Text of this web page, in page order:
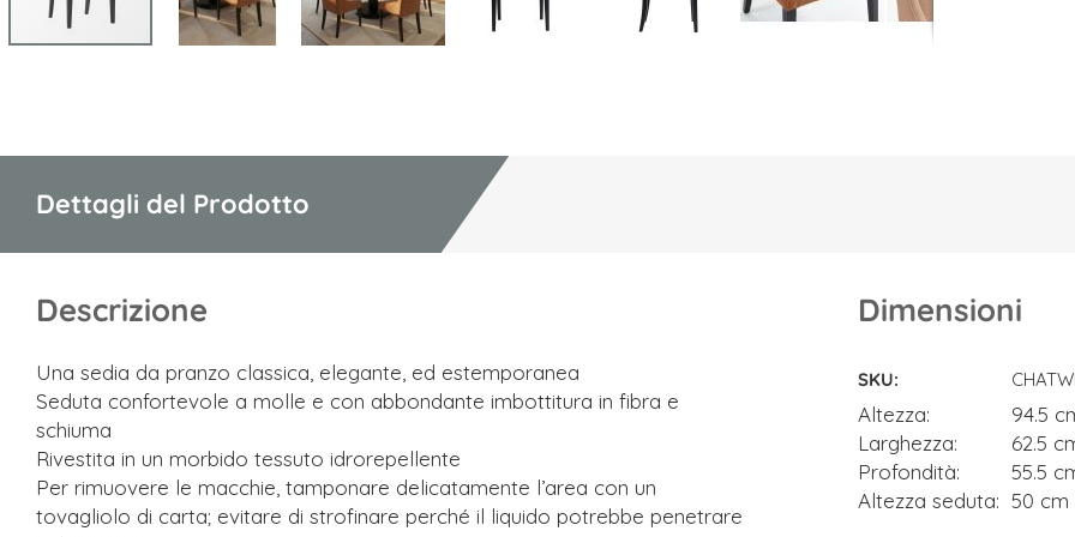
galleria
immagini
Dettagli del Prodotto
Descrizione
Una sedia da pranzo classica, elegante, ed estemporanea
Seduta confortevole a molle e con abbondante imbottitura in fibra e
schiuma
Rivestita in un morbido tessuto idrorepellente
Per rimuovere le macchie, tamponare delicatamente l’area con un
tovagliolo di carta; evitare di strofinare perché il liquido potrebbe penetrare
Dimensioni
Dimensioni
SKU
Altezza
94.5
Larghezza
62.5
Profondità
55.5
Altezza seduta
50 cm